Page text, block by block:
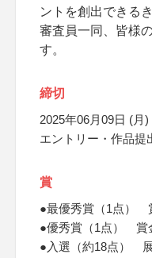
ントを創出できる
審査員一同、皆様
す。
締切
2025年06月09日 (月)
エントリー・作品提
賞
●最優秀賞（1点）
●優秀賞（1点） 賞
●入選（約18点）